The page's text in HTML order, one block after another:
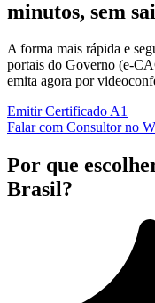
minutos, sem
A forma mais rápida e
portais do Governo (e-
emita agora por
Emitir Certificado A1
Falar com Consultor no
Por que
Brasil?